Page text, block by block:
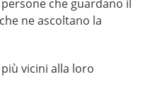
che guardano il
ne ascoltano la
vicini alla loro